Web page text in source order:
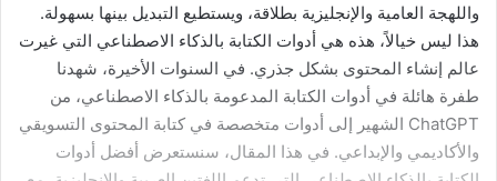
واللهجة العامية والإنجليزية بطلاقة، ويستطيع التبديل بينها بسهولة.
هذا ليس خيالاً، هذه هي أدوات الكتابة بالذكاء الاصطناعي التي غيرت
عالم إنشاء المحتوى بشكل جذري. في السنوات الأخيرة، شهدنا
طفرة هائلة في أدوات الكتابة المدعومة بالذكاء الاصطناعي، من
ChatGPT الشهير إلى أدوات متخصصة في كتابة المحتوى التسويقي
والأكاديمي والإبداعي. في هذا المقال، سنستعرض أفضل أدوات